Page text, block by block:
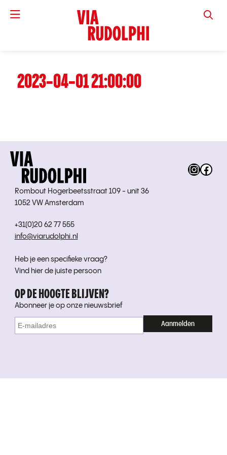
VIA
2023-04-01 21:00:00
Rombout Hogerbeetsstraat 109 - unit 36
1052 VW Amsterdam
+31(0)20 62 77 555
info@viarudolphi.nl
Heb je een specifieke vraag?
Vind hier de juiste persoon
OP DE HOOGTE BLIJVEN?
Abonneer je op onze nieuwsbrief